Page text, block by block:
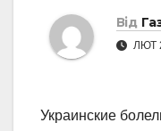
Від
ЛЮТ
Украинские